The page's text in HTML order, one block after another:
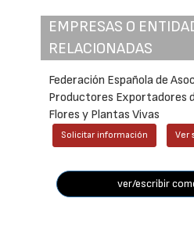
EMPRESAS O
RELACIONADAS
Federación Española de
Productores Exportadores
Flores y Plantas Vivas
Solicitar información Ver
ver/escribir